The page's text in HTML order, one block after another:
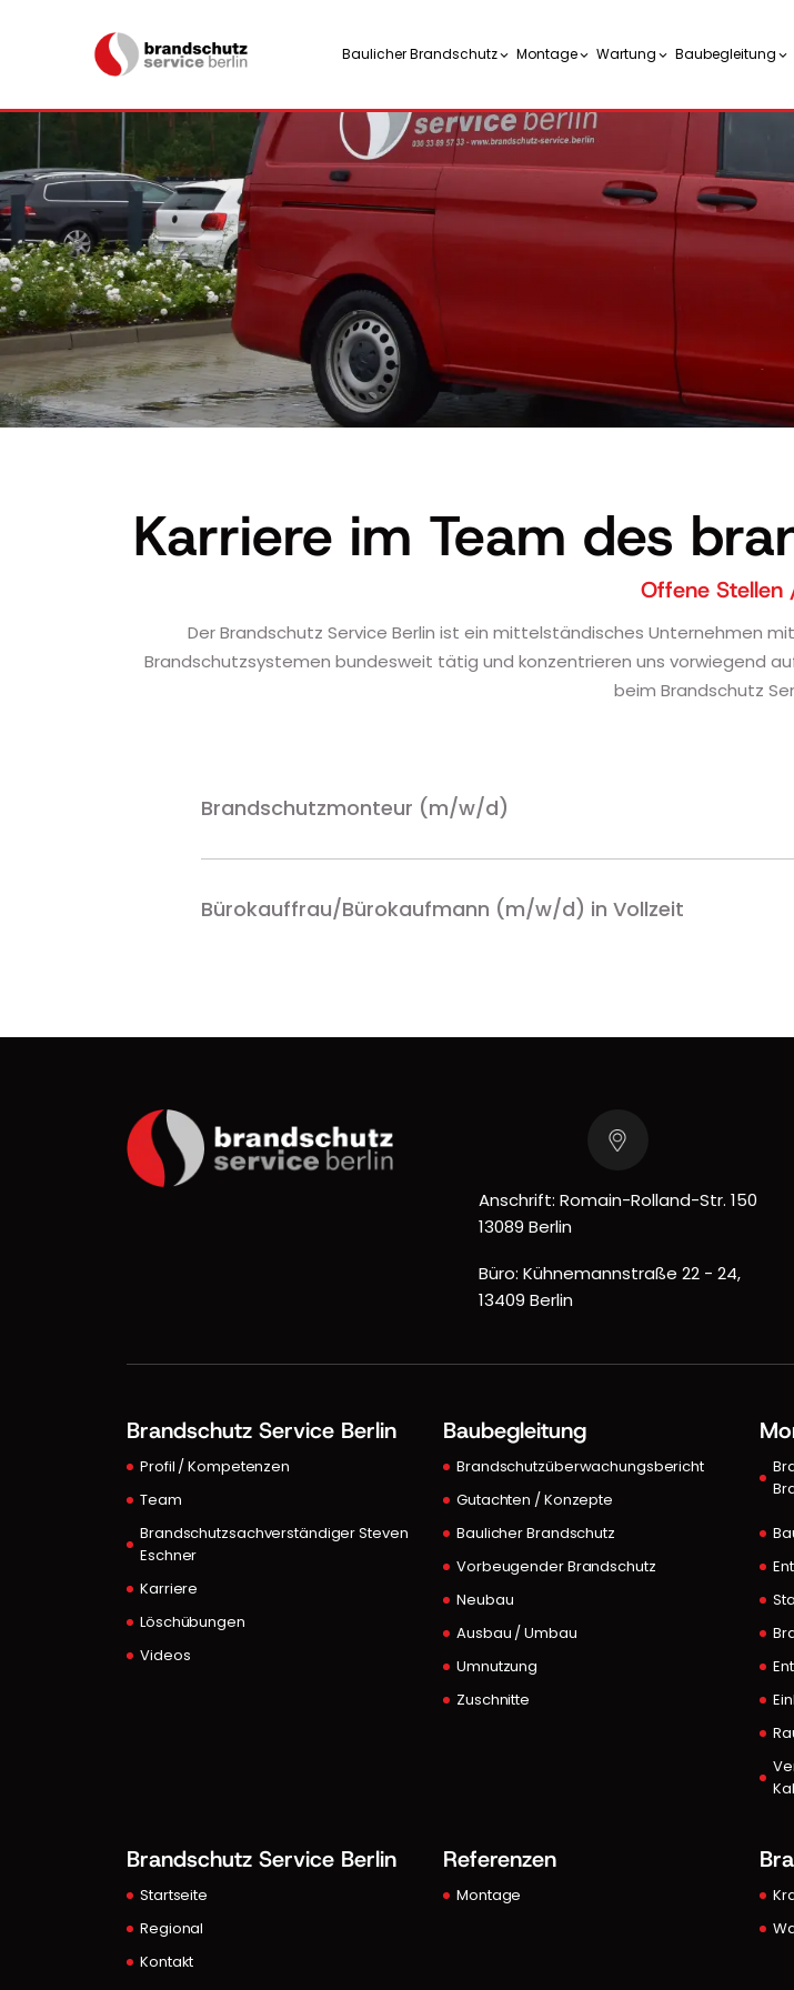
Baulicher Brandschutz Montage Wartung Baubegleitung
Karriere im Team des
Offene Stellen
Der Brandschutz Service Berlin ist ein mittelständisches Unternehmen
Brandschutzsystemen bundesweit tätig und konzentrieren uns vorwiegend
beim Brandschutz
Brandschutzmonteur (m/w/d)
Bürokauffrau/Bürokaufmann (m/w/d) in Vollzeit
Anschrift: Romain-Rolland-Str. 150
13089 Berlin
Büro: Kühnemannstraße 22 - 24,
13409 Berlin
Brandschutz Service Berlin
Profil / Kompetenzen
Team
Brandschutzsachverständiger Steven
Eschner
Karriere
Löschübungen
Videos
Baubegleitung
Brandschutzüberwachungsbericht
Gutachten / Konzepte
Baulicher Brandschutz
Vorbeugender Brandschutz
Neubau
Ausbau / Umbau
Umnutzung
Zuschnitte
Brandschutz Service Berlin
Startseite
Regional
Kontakt
Referenzen
Montage